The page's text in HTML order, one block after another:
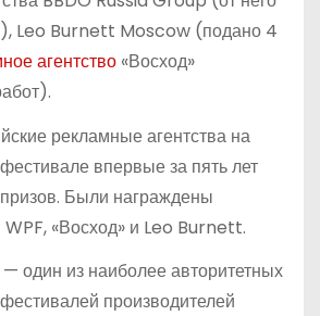
Leo Burnett Moscow (подано 4
агентство«Восход»
рекламные агентства на
впервые за пять лет
Были награждены
«Восход» и Leo Burnett.
один из наиболее авторитетных
производителей